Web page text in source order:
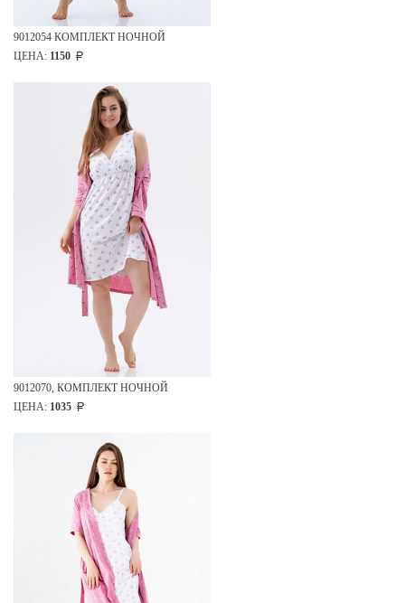
9012054 КОМПЛЕКТ НОЧНОЙ
ЦЕНА: 1150
9012070, КОМПЛЕКТ НОЧНОЙ
ЦЕНА: 1035